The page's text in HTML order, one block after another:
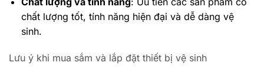
chất lượng tốt, tính năng hiện đại và dễ dàng vệ
sinh.
Lưu ý khi mua sắm và lắp đặt thiết bị vệ sinh